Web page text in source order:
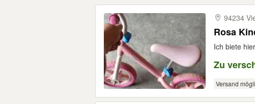
94234
Rosa
Ich biete
Zu
Versand